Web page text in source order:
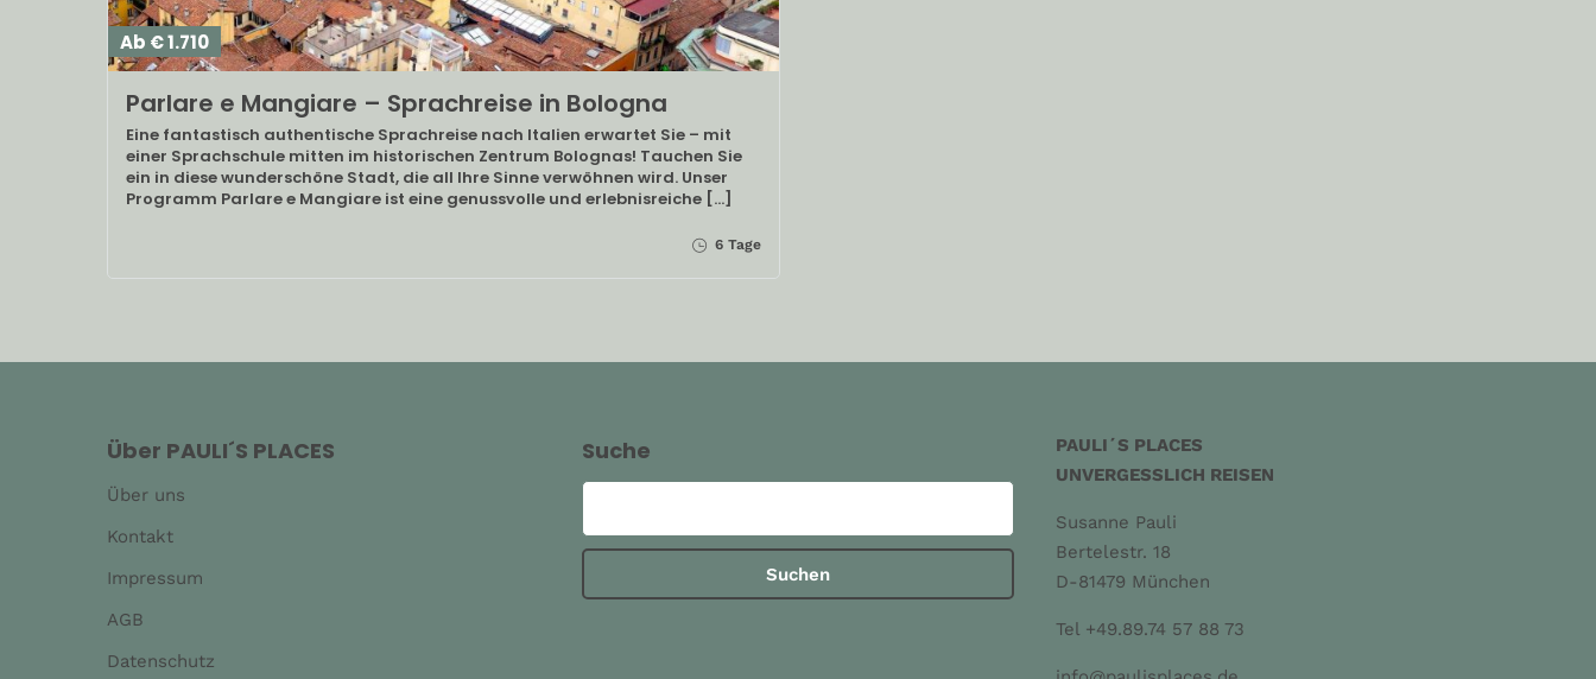
Ab € 1.710
Parlare e Mangiare – Sprachreise in Bologna
Eine fantastisch authentische Sprachreise nach Italien erwartet Sie – mit
einer Sprachschule mitten im historischen Zentrum Bolognas! Tauchen Sie
ein in diese wunderschöne Stadt, die all Ihre Sinne verwöhnen wird. Unser
Programm Parlare e Mangiare ist eine genussvolle und erlebnisreiche […]
6 Tage
Über PAULI´S PLACES
Über uns
Kontakt
Impressum
AGB
Datenschutz
Suche
Suchen
PAULI´S PLACES
UNVERGESSLICH REISEN
Susanne Pauli
Bertelestr. 18
D-81479 München
Tel +49.89.74 57 88 73